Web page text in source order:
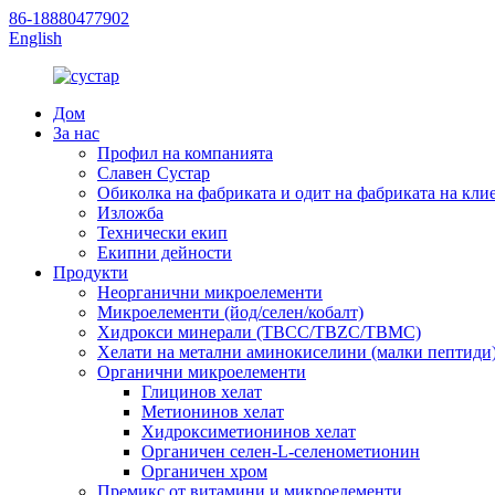
86-18880477902
English
Дом
За нас
Профил на компанията
Славен Сустар
Обиколка на фабриката и одит на фабриката на
Изложба
Технически екип
Екипни дейности
Продукти
Неорганични микроелементи
Микроелементи (йод/селен/кобалт)
Хидрокси минерали (TBCC/TBZC/TBMC)
Хелати на метални аминокиселини (малки
Органични микроелементи
Глицинов хелат
Метионинов хелат
Хидроксиметионинов хелат
Органичен селен-L-селенометионин
Органичен хром
Премикс от витамини и микроелементи